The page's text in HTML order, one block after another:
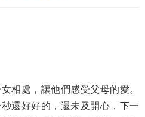
相處，讓他們感受父母的愛。
還好好的，還未及開心，下一